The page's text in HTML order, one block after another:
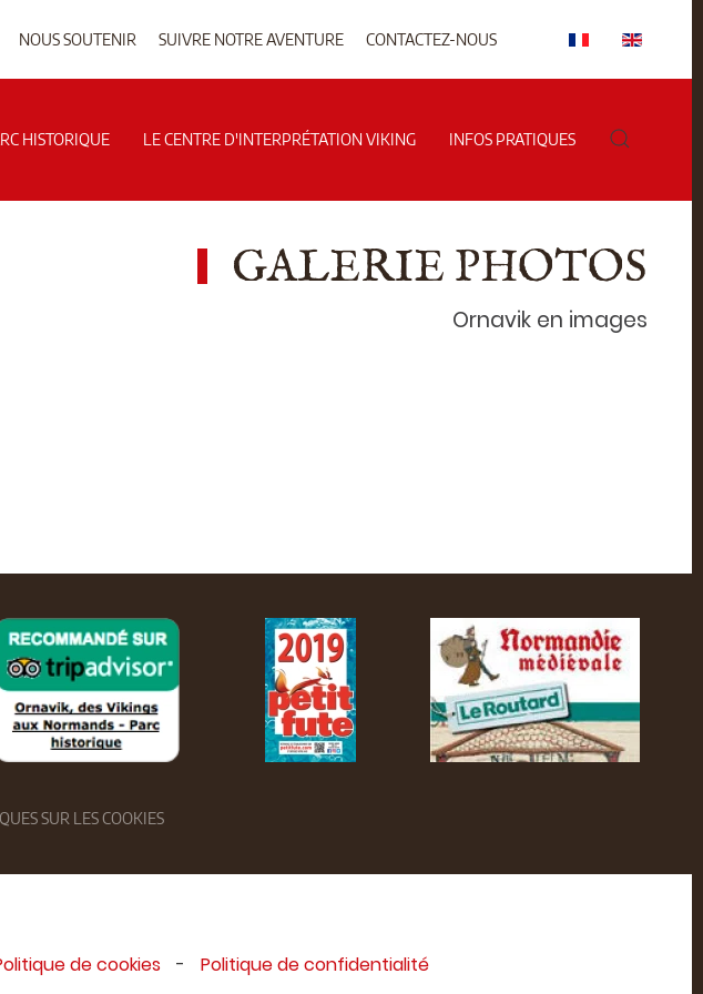
NOUS SOUTENIR SUIVRE NOTRE AVENTURE CONTACTEZ-NOUS
HISTORIQUE LE CENTRE D'INTERPRÉTATION VIKING INFOS PRATIQUES
GALERIE PHOTOS
Ornavik en images
SUR LES COOKIES
de cookies - Politique de confidentialité